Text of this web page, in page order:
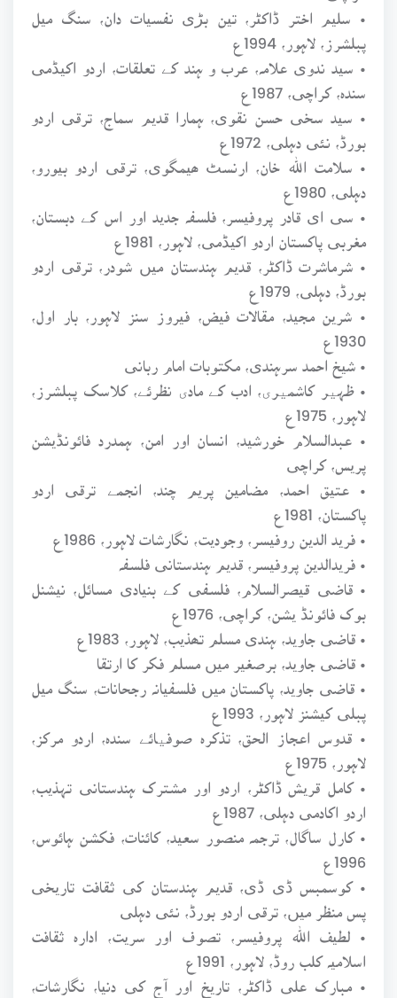
• سلیم اختر ڈاکٹر، تین بڑی نفسیات دان، سنگ میل
پبلشرز، لاہور، 1994ع
• سید ندوی علامہ، عرب و ہند کے تعلقات، اردو اکیڈمی
سندہ، کراچی، 1987ع
• سید سخی حسن نقوی، ہمارا قدیم سماج، ترقی اردو
بورڈ، نئی دہلی، 1972ع
• سلامت اللہ خان، ارنسٹ ھیمگوی، ترقی اردو بیورو،
دہلی، 1980ع
• سی ای قادر پروفیسر، فلسفہ جدید اور اس کے دبستان،
مغربی پاکستان اردو اکیڈمی، لاہور، 1981ع
• شرماشرت ڈاکٹر، قدیم ہندستان میں شودر، ترقی اردو
بورڈ، دہلی، 1979ع
• شرین مجید، مقالات فیض، فیروز سنز لاہور، بار اول،
1930ع
• شیخ احمد سرہندی، مکتوبات امام ربانی
• ظہیر کاشمیری، ادب کے مادی نظرئے، کلاسک پبلشرز،
لاہور، 1975ع
• عبدالسلام خورشید، انسان اور امن، ہمدرد فائونڈیشن
پریس، کراچی
• عتیق احمد، مضامین پریم چند، انجمے ترقی اردو
پاکستان، 1981ع
• فرید الدین روفیسر، وجودیت، نگارشات لاہور، 1986ع
• فریدالدین پروفیسر، قدیم ہندستانی فلسفہ
• قاضی قیصرالسلام، فلسفی کے بنیادی مسائل، نیشنل
بوک فائونڈ یشن، کراچی، 1976ع
• قاضی جاوید، ہندی مسلم تھذیب، لاہور، 1983ع
• قاضی جاوید، برصغیر میں مسلم فکر کا ارتقا
• قاضی جاوید، پاکستان میں فلسفیانہ رجحانات، سنگ میل
پبلی کیشنز لاہور، 1993ع
• قدوس اعجاز الحق، تذکرہ صوفیائے سندہ، اردو مرکز،
لاہور، 1975ع
• کامل قریش ڈاکٹر، اردو اور مشترک ہندستانی تہذیب،
اردو اکادمی دہلی، 1987ع
• کارل ساگال، ترجمہ منصور سعید، کائنات، فکشن ہائوس،
1996ع
• کوسمبس ڈی ڈی، قدیم ہندستان کی ثقافت تاریخی
پس منظر میں، ترقی اردو بورڈ، نئی دہلی
• لطیف اللہ پروفیسر، تصوف اور سریت، ادارہ ثقافت
اسلامیہ کلب روڈ، لاہور، 1991ع
• مبارک علی ڈاکٹر، تاریخ اور آج کی دنیا، نگارشات،